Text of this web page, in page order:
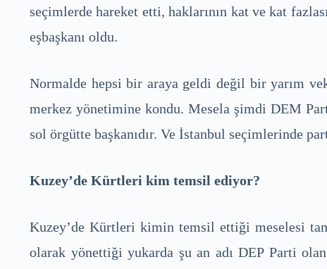
seçimlerde hareket etti, haklarının kat ve kat
eşbaşkanı oldu.
Normalde hepsi bir araya geldi değil bir yarım
merkez yönetimine kondu. Mesela şimdi DEM
sol örgütte başkanıdır. Ve İstanbul seçimlerinde
Kuzey’de Kürtleri kim temsil ediyor?
Kuzey’de Kürtleri kimin temsil ettiği meselesi
olarak yönettiği yukarda şu an adı DEP Parti